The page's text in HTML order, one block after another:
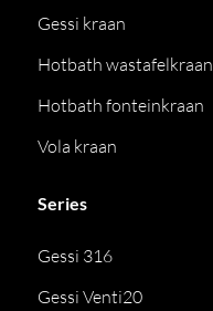
Gessi kraan
Hotbath wastafelkraan
Hotbath fonteinkraan
Vola kraan
Series
Gessi 316
Gessi Venti20